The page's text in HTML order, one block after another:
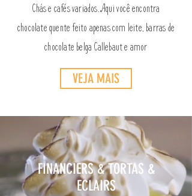
Chás e cafés variados. Aqui você encontra
chocolate quente feito apenas com leite, barras de
chocolate belga Callebaut e amor
VEJA MAIS
FINANCIERS & TORTAS &
ECLAIRS